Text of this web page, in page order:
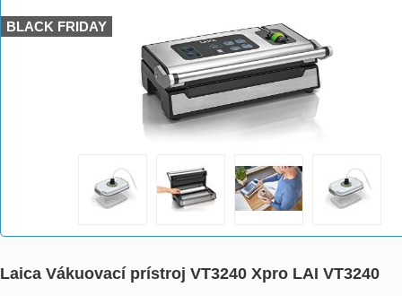
BLACK FRIDAY
Laica Vákuovací prístroj VT3240 Xpro LAI VT3240